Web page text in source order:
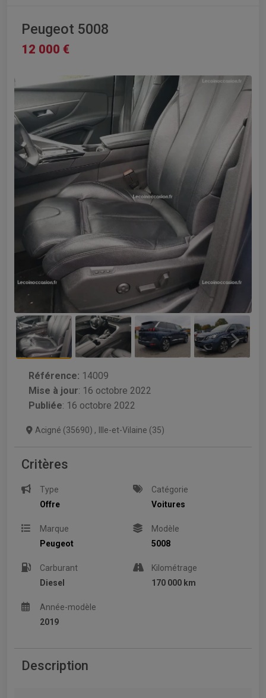
Peugeot 5008
12 000 €
Référence: 14009
Mise à jour: 16 octobre 2022
Publiée: 16 octobre 2022
Acigné (35690) , Ille-et-Vilaine (35)
Critères
Type
Offre
Catégorie
Voitures
Marque
Peugeot
Modèle
5008
Carburant
Diesel
Kilométrage
170 000 km
Année-modèle
2019
Description